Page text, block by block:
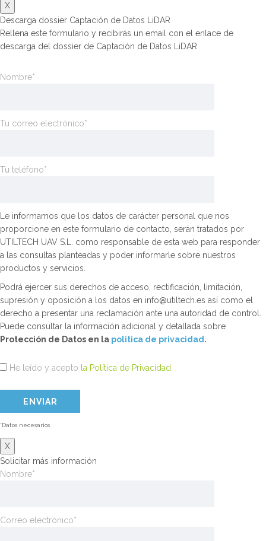
X
Descarga dossier Captación de Datos LiDAR
Rellena este formulario y recibirás un email con el enlace de
descarga del dossier de Captación de Datos LiDAR
Nombre*
Tu correo electrónico*
Tu teléfono*
Le informamos que los datos de carácter personal que nos
proporcione en este formulario de contacto, serán tratados por
UTILTECH UAV S.L. como responsable de esta web para responder
a las consultas planteadas y poder informarle sobre nuestros
productos y servicios.
Podrá ejercer sus derechos de acceso, rectificación, limitación,
supresión y oposición a los datos en info@utiltech.es así como el
derecho a presentar una reclamación ante una autoridad de control.
Puede consultar la información adicional y detallada sobre
Protección de Datos en la politica de privacidad .
He leído y acepto la Política de Privacidad
*Datos necesarios
X
Solicitar más información
Nombre*
Correo electrónico*